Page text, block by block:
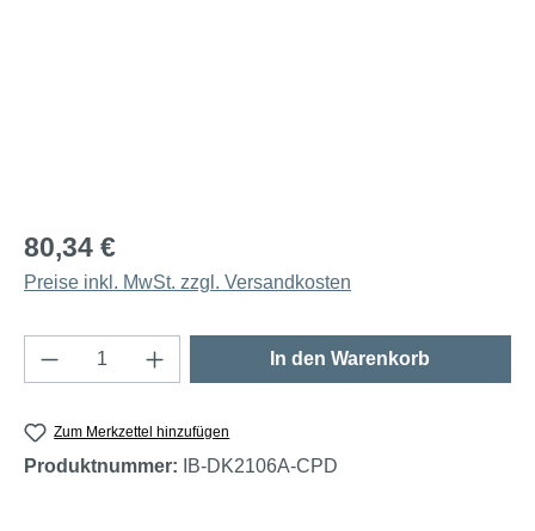
80,34 €
Preise inkl. MwSt. zzgl. Versandkosten
Produkt Anzahl: Gib den gewünschten
In den Warenkorb
Zum Merkzettel hinzufügen
Produktnummer: IB-DK2106A-CPD